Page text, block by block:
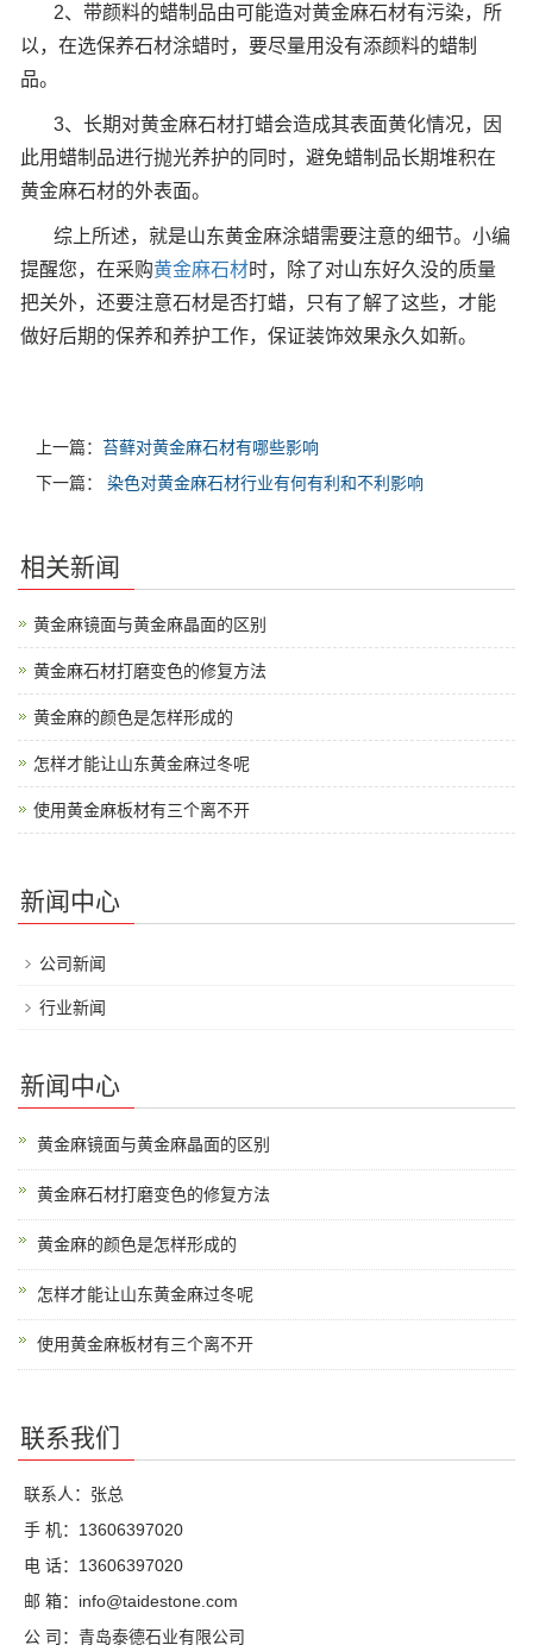
2、带颜料的蜡制品由可能造对黄金麻石材有污染，所
以，在选保养石材涂蜡时，要尽量用没有添颜料的蜡制
品。
3、长期对黄金麻石材打蜡会造成其表面黄化情况，因
此用蜡制品进行抛光养护的同时，避免蜡制品长期堆积在
黄金麻石材的外表面。
综上所述，就是山东黄金麻涂蜡需要注意的细节。小编
提醒您，在采购黄金麻石材时，除了对山东好久没的质量
把关外，还要注意石材是否打蜡，只有了解了这些，才能
做好后期的保养和养护工作，保证装饰效果永久如新。
上一篇： 苔藓对黄金麻石材有哪些影响
下一篇：
染色对黄金麻石材行业有何有利和不利影响
相关新闻
黄金麻镜面与黄金麻晶面的区别
黄金麻石材打磨变色的修复方法
黄金麻的颜色是怎样形成的
怎样才能让山东黄金麻过冬呢
使用黄金麻板材有三个离不开
新闻中心
公司新闻
行业新闻
新闻中心
黄金麻镜面与黄金麻晶面的区别
黄金麻石材打磨变色的修复方法
黄金麻的颜色是怎样形成的
怎样才能让山东黄金麻过冬呢
使用黄金麻板材有三个离不开
联系我们
联系人：张总
手 机：13606397020
电 话：13606397020
邮 箱：info@taidestone.com
公 司：青岛泰德石业有限公司